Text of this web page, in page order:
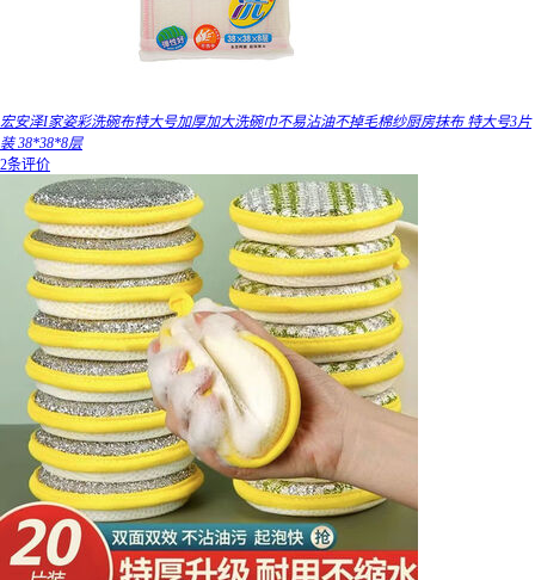
宏安泽I家姿彩洗碗布特大号加厚加大洗碗巾不易沾油不掉毛棉纱厨房抹布 特大号3片
装 38*38*8层
2条评价